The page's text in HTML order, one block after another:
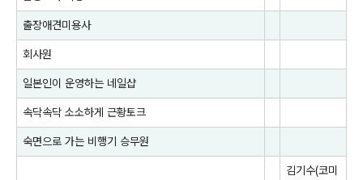
출장애견미용사
회사원
일본인이 운영하는 네일샵
속닥속닥 소소하게 근황토크
숙면으로 가는 비행기 승무원
김기수(코미